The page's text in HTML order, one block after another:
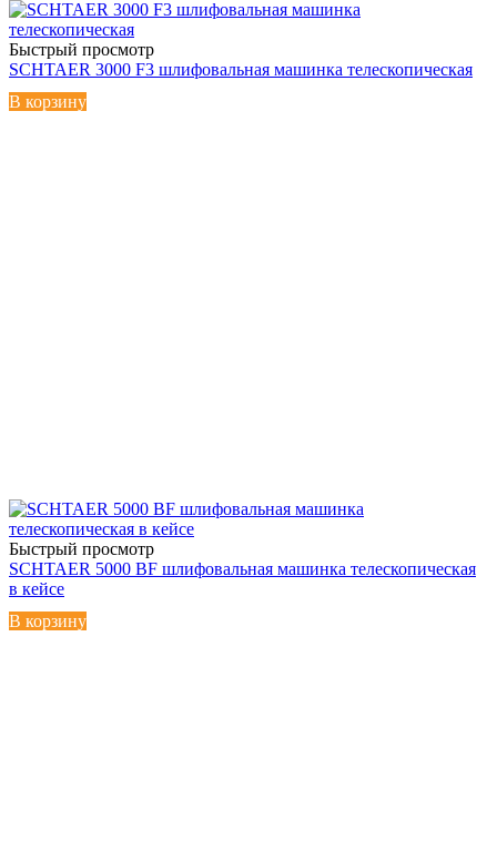
Быстрый просмотр
SCHTAER 3000 F3 шлифовальная машинка телескопическая
В корзину
Быстрый просмотр
SCHTAER 5000 BF шлифовальная машинка телескопическая
в кейсе
В корзину